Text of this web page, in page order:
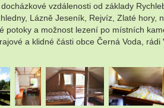
vzdálenosti od základy
Lázně Jeseník, Rejvíz, Zlaté hory,
a možnost lezení po místních
a klidné části obce Černá Voda, rádi